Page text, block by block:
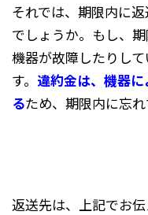
それでは、期限内に
でしょうか。もし、
機器が故障したりし
す。 違約金は、機器
るため、期限内に忘れ
返送先は、上記でお